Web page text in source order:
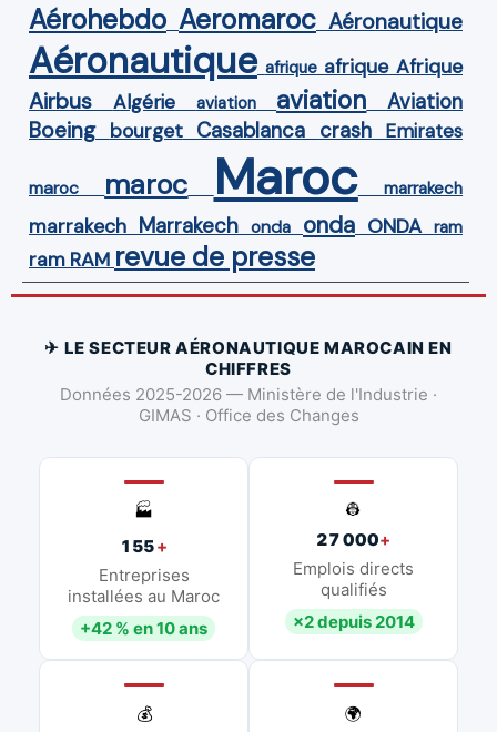
Aérohebdo Aeromaroc Aéronautique
Aéronautique afrique afrique Afrique
Airbus Algérie aviation aviation Aviation
Boeing bourget Casablanca crash Emirates
maroc maroc Maroc marrakech
marrakech Marrakech onda onda ONDA ram
ram RAM revue de presse
✈ LE SECTEUR AÉRONAUTIQUE MAROCAIN EN
CHIFFRES
Données 2025-2026 — Ministère de l'Industrie ·
GIMAS · Office des Changes
🏭
155+
Entreprises
installées au Maroc
+42 % en 10 ans
👷
27 000+
Emplois directs
qualifiés
×2 depuis 2014
💰
🌍